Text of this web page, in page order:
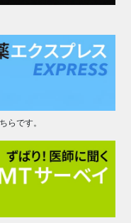
らです。